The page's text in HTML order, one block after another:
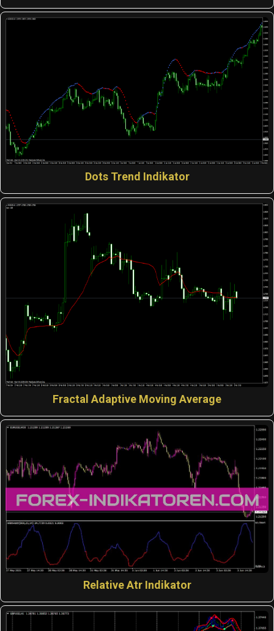
Dots Trend Indikator
Fractal Adaptive Moving Average
Relative Atr Indikator